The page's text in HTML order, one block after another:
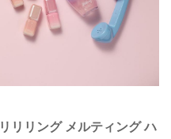
リリリング メルティング ハ